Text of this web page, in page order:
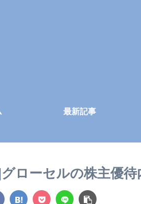
最新記事
ローセルの株主優待